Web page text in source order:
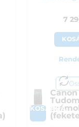
7
KOSÁRBA
Canon